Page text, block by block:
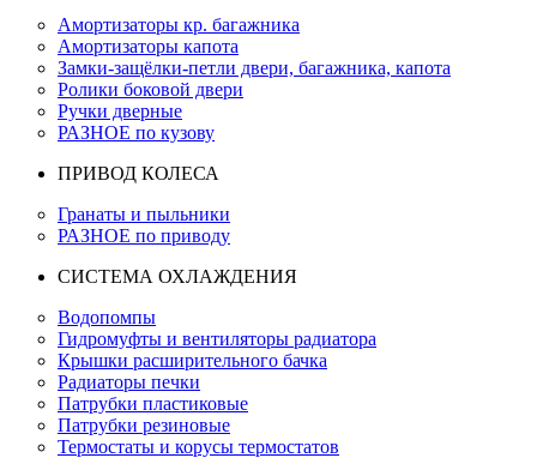
Амортизаторы кр. багажника
Амортизаторы капота
Замки-защёлки-петли двери, багажника, капота
Ролики боковой двери
Ручки дверные
РАЗНОЕ по кузову
ПРИВОД КОЛЕСА
Гранаты и пыльники
РАЗНОЕ по приводу
СИСТЕМА ОХЛАЖДЕНИЯ
Водопомпы
Гидромуфты и вентиляторы радиатора
Крышки расширительного бачка
Радиаторы печки
Патрубки пластиковые
Патрубки резиновые
Термостаты и корусы термостатов